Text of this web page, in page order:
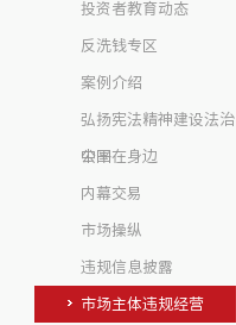
投资者教育动态
反洗钱专区
案例介绍
弘扬宪法精神建设法治
中国
公平在身边
内幕交易
市场操纵
违规信息披露
市场主体违规经营